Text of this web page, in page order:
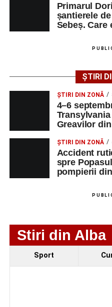
Ultimele știri din
O nouă viață salvată
cățel a fost scos în
bușteni
Femeie de 66 de
spital după ce a fost
strada Dorobanți din
Accident pe strada
Primarul
șantierele
Sebeș.
ȘTIRI
ȘTIRI DIN ZONĂ
4–6
Greavilor
ȘTIRI DIN ZONĂ
Accident
spre
pompierii
Stiri din Alba
Sport